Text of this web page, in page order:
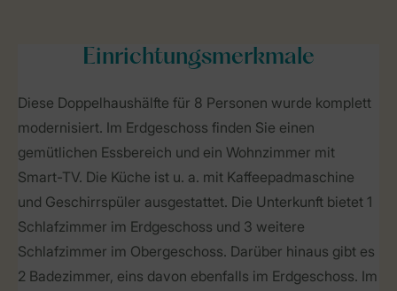
Einrichtungsmerkmale
Diese Doppelhaushälfte für 8 Personen wurde komplett
modernisiert. Im Erdgeschoss finden Sie einen
gemütlichen Essbereich und ein Wohnzimmer mit
Smart-TV. Die Küche ist u. a. mit Kaffeepadmaschine
und Geschirrspüler ausgestattet. Die Unterkunft bietet 1
Schlafzimmer im Erdgeschoss und 3 weitere
Schlafzimmer im Obergeschoss. Darüber hinaus gibt es
2 Badezimmer, eins davon ebenfalls im Erdgeschoss. Im